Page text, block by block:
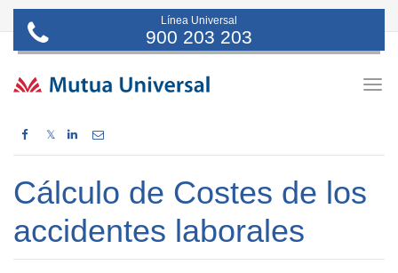
Línea Universal
900 203 203
𝕏
Cálculo de Costes de los
accidentes laborales